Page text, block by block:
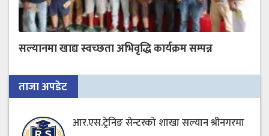
सल्यानमा खाद्य स्वच्छता अभिवृद्धि कार्यक्रम सम्पन्न
ताजा अपडेट
आर.एस.ट्रेनिङ सेन्टरको शाखा सल्यान श्रीनगरमा